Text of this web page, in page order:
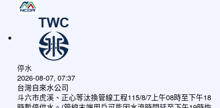
停水
2026-08-07, 07:37
台灣自來水公司
斗六市虎溪、正心等汰換管線工程115/8/7上午08時至下午18